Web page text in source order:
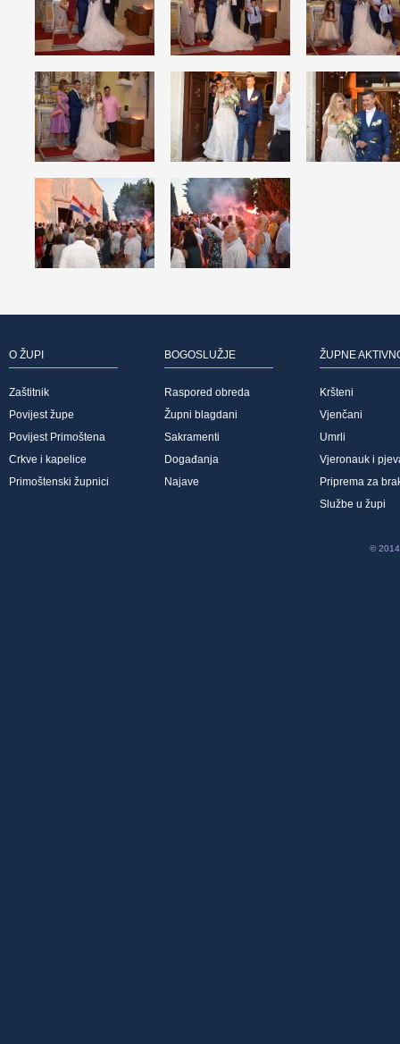
O ŽUPI
Zaštitnik
Povijest župe
Povijest Primoštena
Crkve i kapelice
Primoštenski župnici
BOGOSLUŽJE
Raspored obreda
Župni blagdani
Sakramenti
Događanja
Najave
ŽUPNE
Kršteni
Vjenčani
Umrli
Vjeronauk i
Priprema za
Službe u župi
© 2014